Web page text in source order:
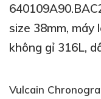
size 38mm, máy
không gỉ 316L,
Vulcain